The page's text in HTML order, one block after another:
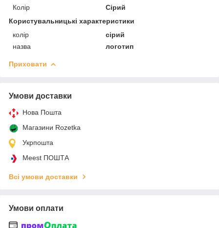
Колір
Сірий
Користувальницькі характеристики
колір
сірий
назва
логотип
Приховати
Умови доставки
Нова Пошта
Магазини Rozetka
Укрпошта
Meest ПОШТА
Всі умови доставки
Умови оплати